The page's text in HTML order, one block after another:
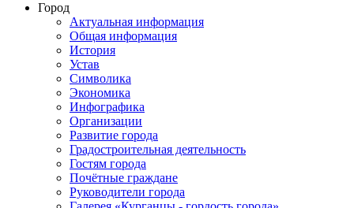
Город
Актуальная информация
Общая информация
История
Устав
Символика
Экономика
Инфографика
Организации
Развитие города
Градостроительная деятельность
Гостям города
Почётные граждане
Руководители города